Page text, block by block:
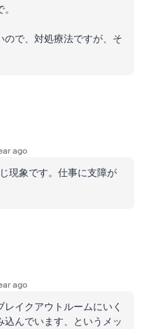
で、対処療法ですが、そ
ago
現象です。仕事に支障が
ago
イクアウトルームにいく
込んでいます、というメッ